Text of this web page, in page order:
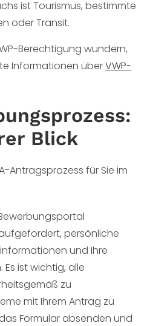
ist Tourismus, bestimmte
oder Transit.
Berechtigung wundern,
Informationen überVWP-
Blick
Antragsprozess für Sie im
persönliche
und Ihre
ist wichtig, alle
zu
mit Ihrem Antrag zu
Formular absenden und